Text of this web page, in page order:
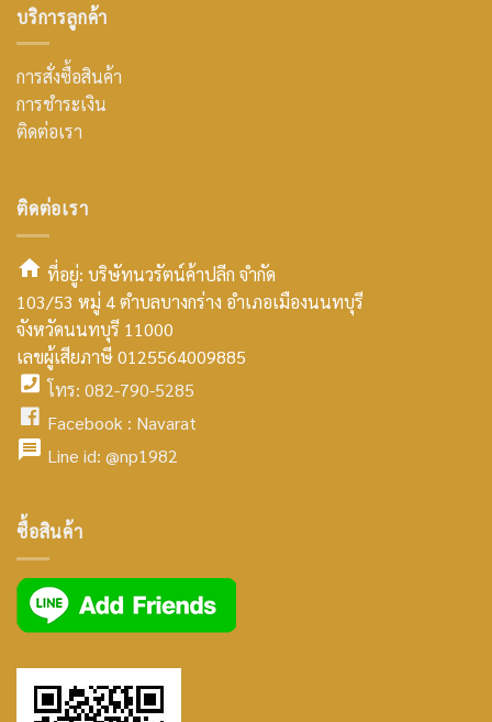
บริการลูกค้า
การสั่งซื้อสินค้า
การชำระเงิน
ติดต่อเรา
ติดต่อเรา
smt2
home
icon
ที่อยู่: บริษัทนวรัตน์ค้าปลีก จำกัด
103/53 หมู่ 4 ตำบลบางกร่าง อำเภอเมืองนนทบุรี
จังหวัดนนทบุรี 11000
เลขผู้เสียภาษี 0125564009885
facebook
icon
โทร: 082-790-5285
facebook
Facebook : Navarat
icon
Line id: @np1982
ซื้อสินค้า